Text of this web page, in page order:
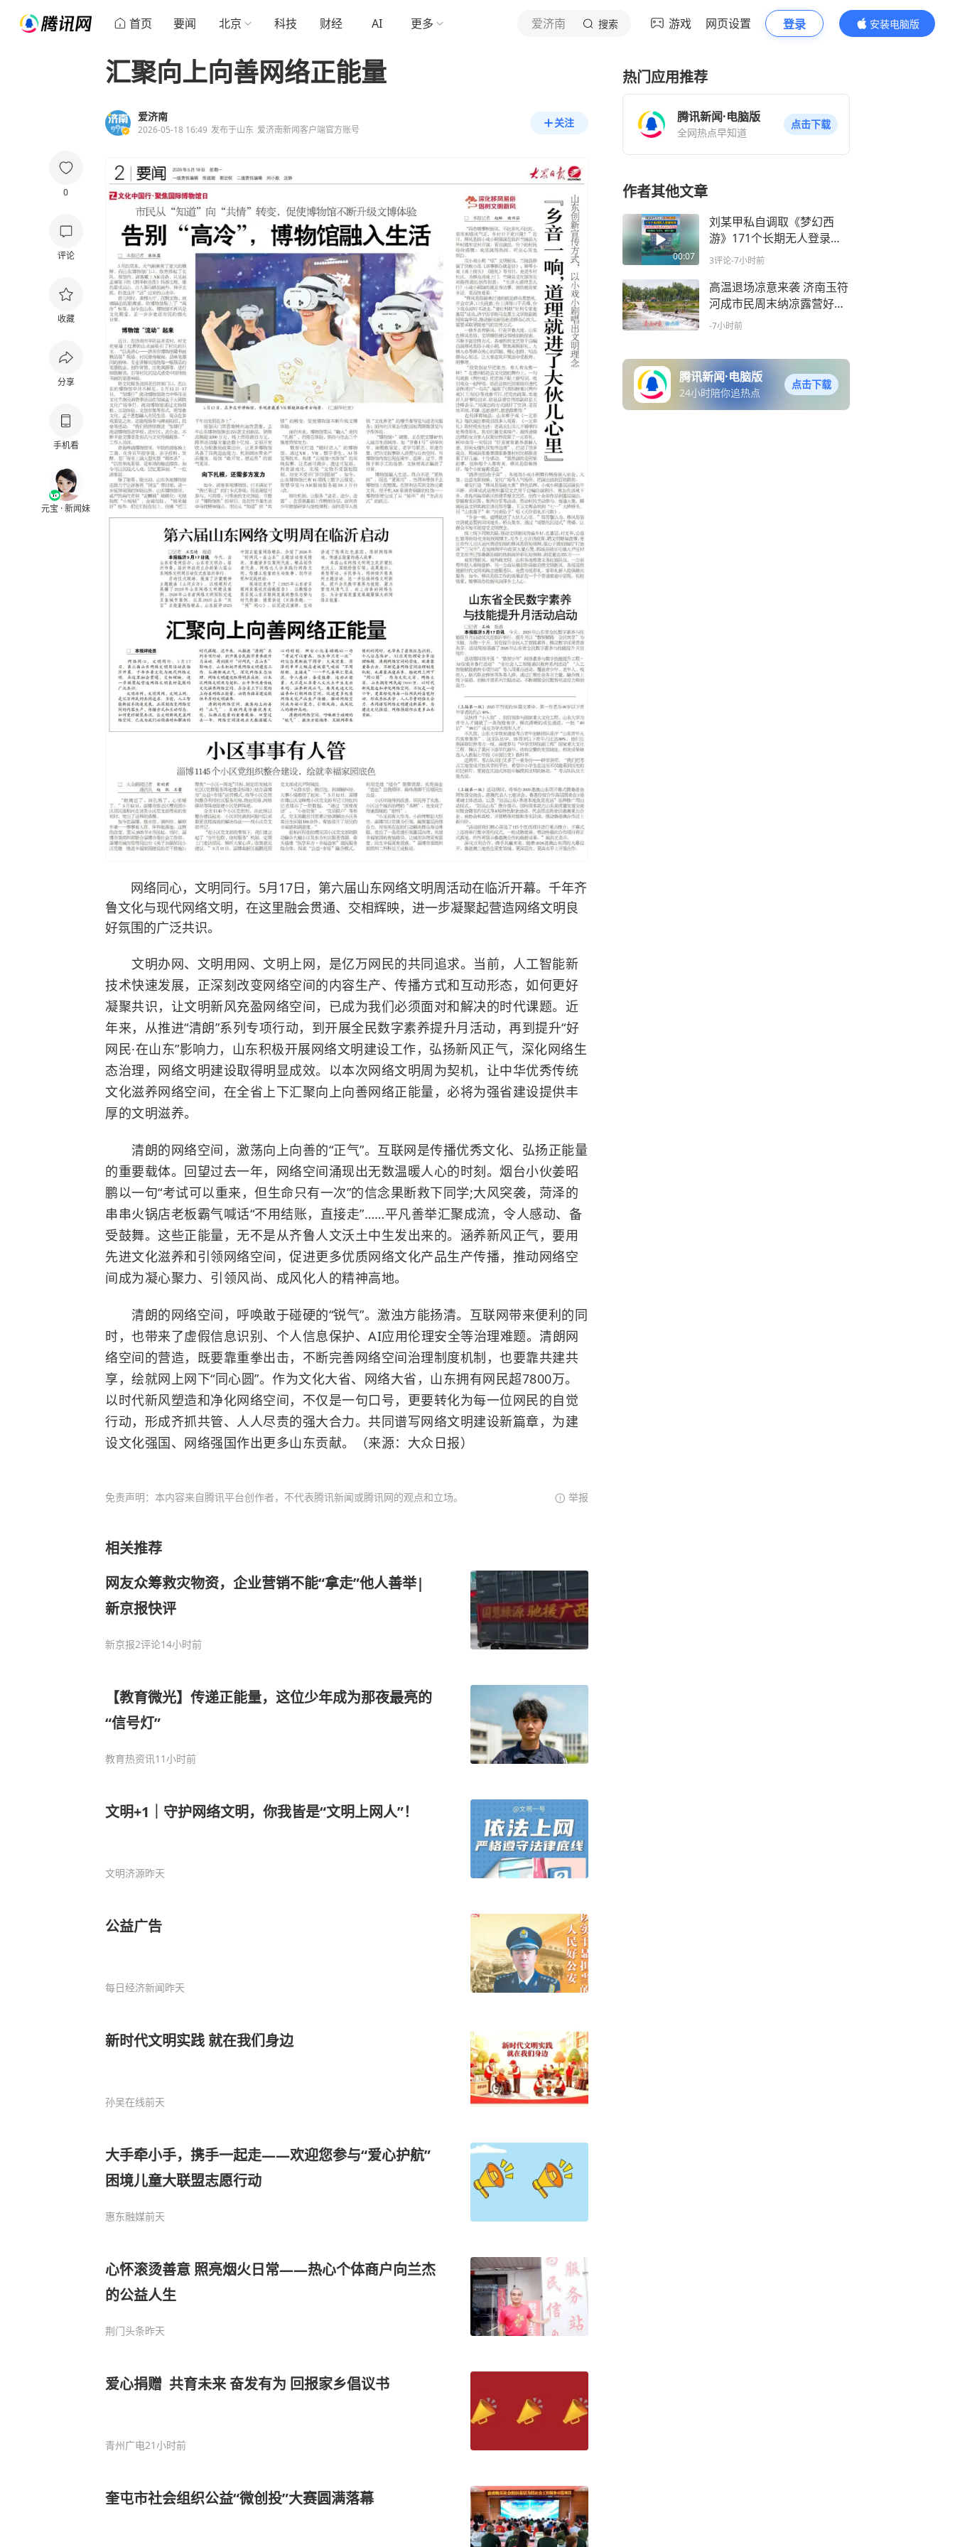
首页 要闻 北京 科技 财经 AI 更多 爱济南 搜索 游戏 网页设置 登录
安装电脑版
内容更精彩
0
评论
收藏
分享
手机看
元宝 · 新闻妹
汇聚向上向善网络正能量
爱济南
2026-05-18 16:49 发布于山东 爱济南新闻客户端官方账号
关注
网络同心，文明同行。5月17日，第六届山东网络文明周活动在临沂开幕。千年齐
鲁文化与现代网络文明，在这里融会贯通、交相辉映，进一步凝聚起营造网络文明良
好氛围的广泛共识。
文明办网、文明用网、文明上网，是亿万网民的共同追求。当前，人工智能新
技术快速发展，正深刻改变网络空间的内容生产、传播方式和互动形态，如何更好
凝聚共识，让文明新风充盈网络空间，已成为我们必须面对和解决的时代课题。近
年来，从推进“清朗”系列专项行动，到开展全民数字素养提升月活动，再到提升“好
网民·在山东”影响力，山东积极开展网络文明建设工作，弘扬新风正气，深化网络生
态治理，网络文明建设取得明显成效。以本次网络文明周为契机，让中华优秀传统
文化滋养网络空间，在全省上下汇聚向上向善网络正能量，必将为强省建设提供丰
厚的文明滋养。
清朗的网络空间，激荡向上向善的“正气”。互联网是传播优秀文化、弘扬正能量
的重要载体。回望过去一年，网络空间涌现出无数温暖人心的时刻。烟台小伙姜昭
鹏以一句“考试可以重来，但生命只有一次”的信念果断救下同学;大风突袭，菏泽的
串串火锅店老板霸气喊话“不用结账，直接走”……平凡善举汇聚成流，令人感动、备
受鼓舞。这些正能量，无不是从齐鲁人文沃土中生发出来的。涵养新风正气，要用
先进文化滋养和引领网络空间，促进更多优质网络文化产品生产传播，推动网络空
间成为凝心聚力、引领风尚、成风化人的精神高地。
清朗的网络空间，呼唤敢于碰硬的“锐气”。激浊方能扬清。互联网带来便利的同
时，也带来了虚假信息识别、个人信息保护、AI应用伦理安全等治理难题。清朗网
络空间的营造，既要靠重拳出击，不断完善网络空间治理制度机制，也要靠共建共
享，绘就网上网下“同心圆”。作为文化大省、网络大省，山东拥有网民超7800万。
以时代新风塑造和净化网络空间，不仅是一句口号，更要转化为每一位网民的自觉
行动，形成齐抓共管、人人尽责的强大合力。共同谱写网络文明建设新篇章，为建
设文化强国、网络强国作出更多山东贡献。（来源：大众日报）
免责声明：本内容来自腾讯平台创作者，不代表腾讯新闻或腾讯网的观点和立场。 举报
相关推荐
网友众筹救灾物资，企业营销不能“拿走”他人善举|
新京报快评
新京报2评论14小时前
【教育微光】传递正能量，这位少年成为那夜最亮的
“信号灯”
教育热资讯11小时前
文明+1｜守护网络文明，你我皆是“文明上网人”！
文明济源昨天
公益广告
每日经济新闻昨天
新时代文明实践 就在我们身边
孙吴在线前天
大手牵小手，携手一起走——欢迎您参与“爱心护航”
困境儿童大联盟志愿行动
惠东融媒前天
心怀滚烫善意 照亮烟火日常——热心个体商户向兰杰
的公益人生
荆门头条昨天
爱心捐赠 共育未来 奋发有为 回报家乡倡议书
青州广电21小时前
奎屯市社会组织公益“微创投”大赛圆满落幕
热门应用推荐
腾讯新闻·电脑版
全网热点早知道
点击下载
作者其他文章
00:07
刘某甲私自调取《梦幻西
游》171个长期无人登录账
号，出售游戏角色、道具、
元，被判三缓三
3评论-7小时前
高温退场凉意来袭 济南玉符
河成市民周末纳凉露营好去
处
-7小时前
腾讯新闻·电脑版
24小时陪你追热点
点击下载